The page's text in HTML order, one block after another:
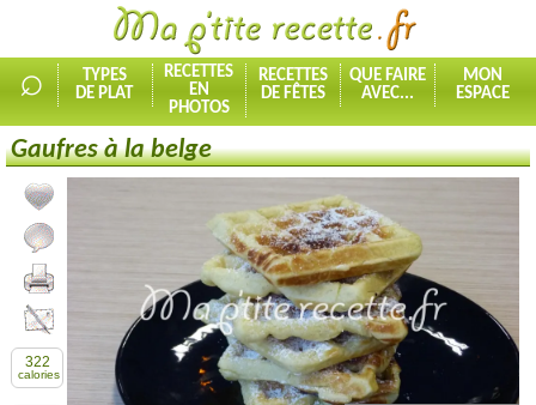
⌕
TYPES
DE PLAT
RECETTES
EN
PHOTOS
RECETTES
DE FÊTES
QUE FAIRE
AVEC...
MON
ESPACE
Gaufres à la belge
Commenter, noter la recette
Imprimer la recette
Partager cette recette
322
calories